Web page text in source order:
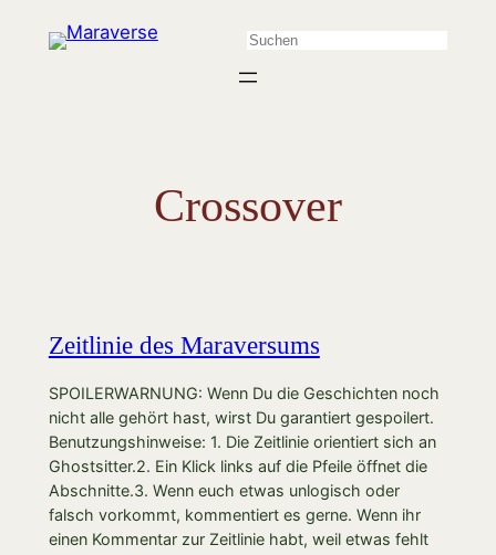
Inhalt
Suchen
Crossover
Zeitlinie des Maraversums
SPOILERWARNUNG: Wenn Du die Geschichten noch
nicht alle gehört hast, wirst Du garantiert gespoilert.
Benutzungshinweise: 1. Die Zeitlinie orientiert sich an
Ghostsitter.2. Ein Klick links auf die Pfeile öffnet die
Abschnitte.3. Wenn euch etwas unlogisch oder
falsch vorkommt, kommentiert es gerne. Wenn ihr
einen Kommentar zur Zeitlinie habt, weil etwas fehlt